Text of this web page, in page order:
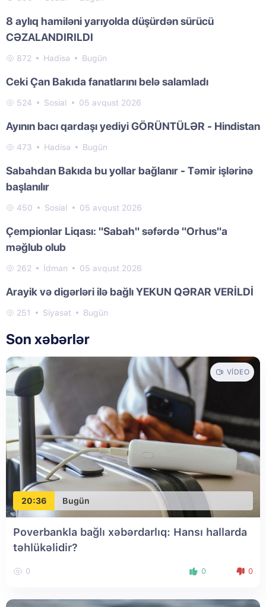
8 aylıq hamiləni yarıyolda düşürdən sürücü
CƏZALANDIRILDI
872 Hadisə Bugün
Ceki Çan Bakıda fanatlarını belə salamladı
524 Sosial 05 avqust 2026
Ayının bacı qardaşı yediyi GÖRÜNTÜLƏR - Hindistan
473 Hadisə Bugün
Sabahdan Bakıda bu yollar bağlanır - Təmir işlərinə
başlanılır
450 Sosial 05 avqust 2026
Çempionlar Liqası: "Sabah" səfərdə "Orhus"a
məğlub olub
262 İdman 05 avqust 2026
Arayik və digərləri ilə bağlı YEKUN QƏRAR VERİLDİ
251 Siyasət Bugün
Son xəbərlər
20:36 Bugün
VIDEO
Poverbankla bağlı xəbərdarlıq: Hansı hallarda
təhlükəlidir?
0 0 0